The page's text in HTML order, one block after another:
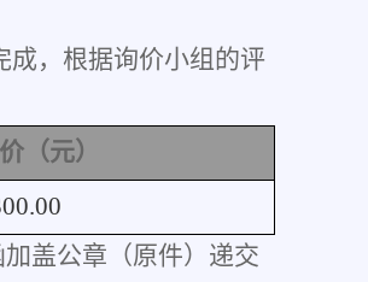
成，根据询价小组的评
（元）
.00
盖公章（原件）递交